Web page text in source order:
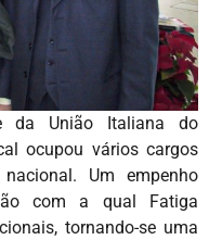
da União Italiana do
ocupou vários cargos
Um empenho
com a qual Fatiga
tornando-se uma